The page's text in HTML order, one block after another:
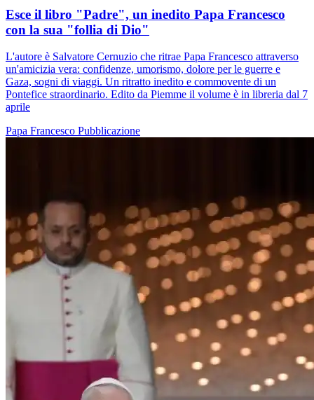
Esce il libro "Padre", un inedito Papa Francesco
con la sua "follia di Dio"
L'autore è Salvatore Cernuzio che ritrae Papa Francesco attraverso
un'amicizia vera: confidenze, umorismo, dolore per le guerre e
Gaza, sogni di viaggi. Un ritratto inedito e commovente di un
Pontefice straordinario. Edito da Piemme il volume è in libreria dal 7
aprile
Papa Francesco Pubblicazione